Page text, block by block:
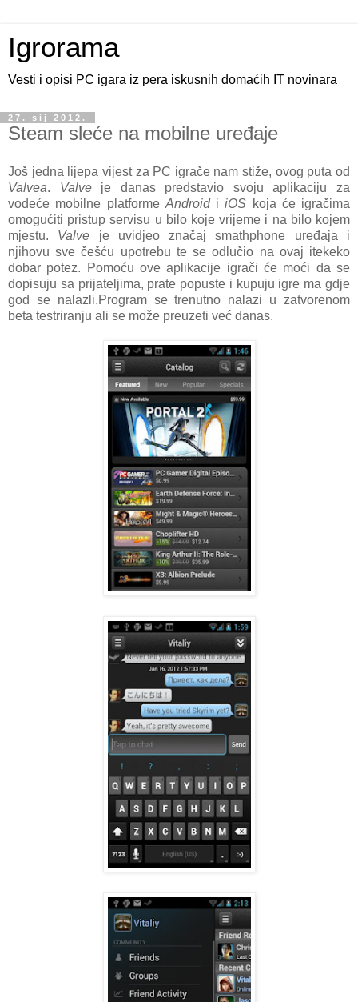
Igrorama
Vesti i opisi PC igara iz pera iskusnih domaćih IT novinara
27. sij 2012.
Steam sleće na mobilne uređaje
Još jedna lijepa vijest za PC igrače nam stiže, ovog puta od
Valvea. Valveje danas predstavio svoju aplikaciju za
vodeće mobilne platforme AndroidiiOS koja će igračima
omogućiti pristup servisu u bilo koje vrijeme i na bilo kojem
mjestu. Valve je uvidjeo značaj smathphone uređaja i
njihovu sve češću upotrebu te se odlučio na ovaj itekeko
dobar potez. Pomoću ove aplikacije igrači će moći da se
dopisuju sa prijateljima, prate popuste i kupuju igre ma gdje
god se nalazli.Program se trenutno nalazi u zatvorenom
beta testriranju ali se može preuzeti već danas.